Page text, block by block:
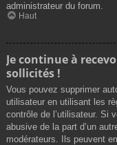
administrateur du forum.
Haut
Je continue à
sollicités !
Vous pouvez supprimer
utilisateur en utilisant les
contrôle de l’utilisateur. Si
abusive de la part d’un
modérateurs. Ils peuvent